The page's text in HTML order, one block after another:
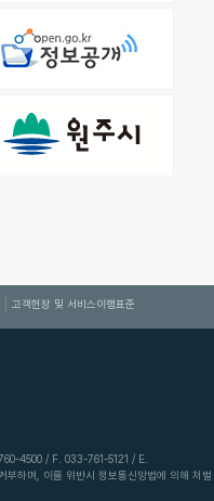
고객헌장 및 서비스이행표준
4500 / F. 033-761-5121 / E.
부하며, 이를 위반시 정보통신망법에 의해 처벌